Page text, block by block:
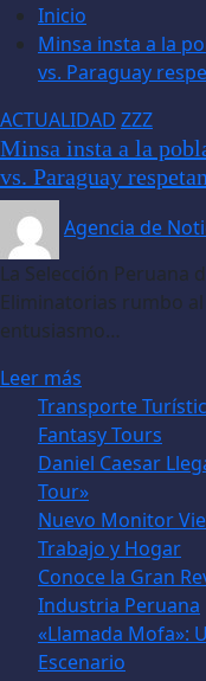
Inicio
Minsa insta a la
vs. Paraguay
ACTUALIDAD ZZZ
Minsa insta a la
vs. Paraguay
Agencia de
La Selección Peruana
Eliminatorias rumbo
entusiasmo…
Leer más
Transporte
Fantasy Tours
Daniel Caesar
Tour»
Nuevo Monitor
Trabajo y Hogar
Conoce la Gran
Industria Peruana
«Llamada Mofa»:
Escenario